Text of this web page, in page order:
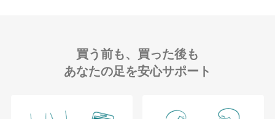
買う前も、買った後も
あなたの足を安心サポート